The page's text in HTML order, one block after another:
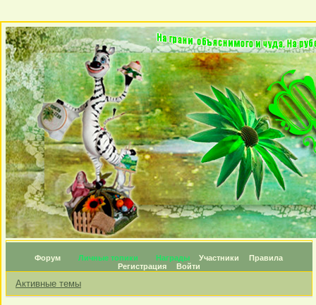
Форум Личные топики Награды Участники
Правила
Регистрация
Войти
Активные темы